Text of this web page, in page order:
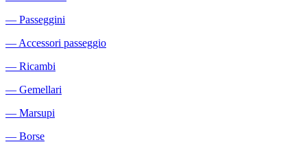
― Passeggini
― Accessori passeggio
― Ricambi
― Gemellari
― Marsupi
― Borse